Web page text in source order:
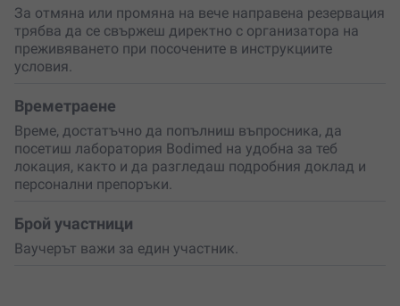
Резултатите могат да бъдат обсъдени със специалист,
който да помогне с по-ясни насоки за оптимизация на
здравето и представянето ти.
позволява да наблюдаваш своя прогрес и да
адаптираш тренировъчния, хранителния и
възстановителния си режим според реалните нужди
на организма. Това е персонализиран инаучно
базиран подход , който ти помага да взимаш по-
информирани решения за тялото и дългосрочното си
Направи следващата крачкакъм повече енергия, по-
добро възстановяване и по-балансиран начин на
За отмяна или промяна на вече направена резервация
трябва да се свържеш директно с организатора на
преживяването при посочените в инструкциите
условия.
Времетраене
Време, достатъчно да попълниш въпросника, да
посетиш лаборатория Bodimed на удобна за теб
локация, както и да разгледаш подробния доклад и
персонални препоръки.
Брой участници
Ваучерът важи за един участник.